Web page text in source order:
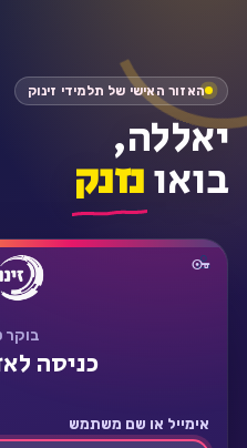
בוקר
כניסה
אימייל או שם משתמש
האזור האישי של תלמידי זינוק
יאללה,
בואונזנק